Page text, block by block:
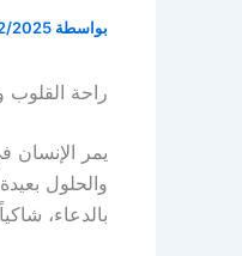
بواسطة 2025
راحة القلوب
يمر الإنسان
والحلول
بالدعاء،